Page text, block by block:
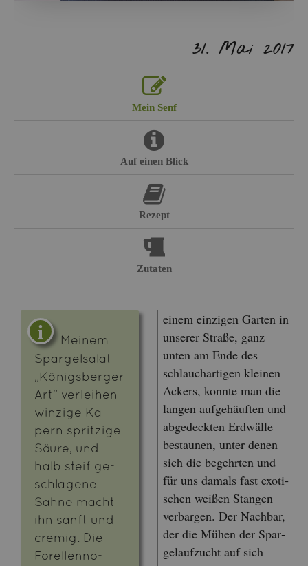
31. Mai 2017
Mein Senf
Auf einen Blick
Re­zept
Zu­ta­ten
Mei­nem
Spar­gel­sa­lat
„Kö­nigs­ber­ger
Art“ ver­lei­hen
win­zi­ge Ka­
pern sprit­zi­ge
Säure, und
halb steif ge­
schla­ge­ne
Sahne macht
ihn sanft und
cremig. Die
Fo­rel­len­no­
einem ein­zi­gen Gar­ten in
un­se­rer Stra­ße, ganz
unten am Ende des
schlauch­ar­ti­gen klei­nen
Ackers, konn­te man die
lan­gen auf­ge­häuf­ten und
ab­ge­deck­ten Erd­wäl­le
be­stau­nen, unter denen
sich die be­gehr­ten und
für uns da­mals fast exo­ti­
schen wei­ßen Stan­gen
ver­bar­gen. Der Nach­bar,
der die Mühen der Spar­
ge­lauf­zucht auf sich